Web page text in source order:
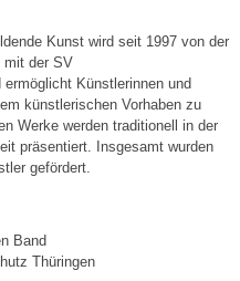
Kunst wird seit 1997 von der
mit der SV
Künstlerinnen und
künstlerischen Vorhaben zu
Werke werden traditionell in der
präsentiert. Insgesamt wurden
gefördert.
Band
Thüringen